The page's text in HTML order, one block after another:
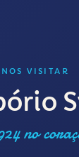
VISITAR
no